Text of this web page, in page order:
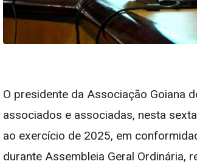
O presidente da Associação Goiana
associados e associadas, nesta
ao exercício de 2025, em
durante Assembleia Geral Ordinária,